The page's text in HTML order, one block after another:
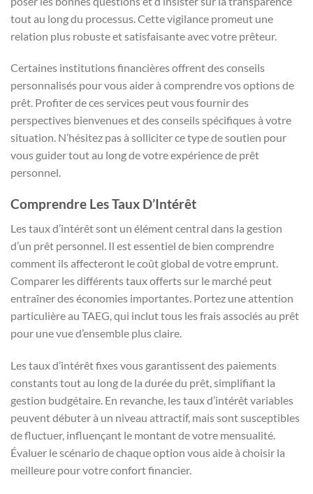
tout au long du processus. Cette vigilance promeut une
relation plus robuste et satisfaisante avec votre prêteur.
Certaines institutions financières offrent des conseils
personnalisés pour vous aider à comprendre vos options de
prêt. Profiter de ces services peut vous fournir des
perspectives bienvenues et des conseils spécifiques à votre
situation. N’hésitez pas à solliciter ce type de soutien pour
vous guider tout au long de votre expérience de prêt
personnel.
Comprendre Les Taux D’Intérêt
Les taux d’intérêt sont un élément central dans la gestion
d’un prêt personnel. Il est essentiel de bien comprendre
comment ils affecteront le coût global de votre emprunt.
Comparer les différents taux offerts sur le marché peut
entraîner des économies importantes. Portez une attention
particulière au TAEG, qui inclut tous les frais associés au prêt
pour une vue d’ensemble plus claire.
Les taux d’intérêt fixes vous garantissent des paiements
constants tout au long de la durée du prêt, simplifiant la
gestion budgétaire. En revanche, les taux d’intérêt variables
peuvent débuter à un niveau attractif, mais sont susceptibles
de fluctuer, influençant le montant de votre mensualité.
Évaluer le scénario de chaque option vous aide à choisir la
meilleure pour votre confort financier.